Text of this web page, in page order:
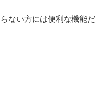
ない方には便利な機能だ